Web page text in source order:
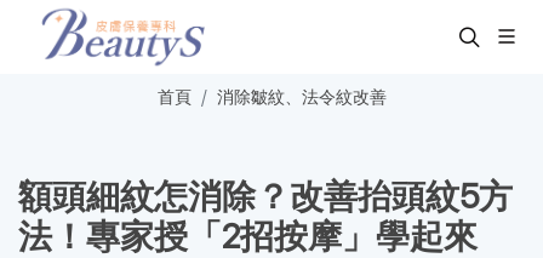
首頁 消除皺紋、法令紋改善
額頭細紋怎消除？改善抬頭紋5方
法！專家授「2招按摩」學起來